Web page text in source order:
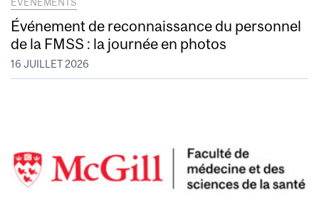
Événement de reconnaissance du personnel
de la FMSS : la journée en photos
16 JUILLET 2026